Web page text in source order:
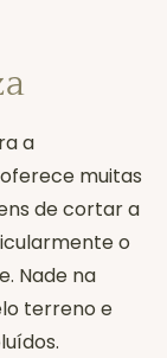
a
muitas
de cortar a
o
Nade na
terreno e